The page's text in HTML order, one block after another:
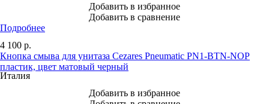
Добавить в избранное
Добавить в сравнение
Подробнее
4 100 р.
Кнопка смыва для унитаза Cezares Pneumatic PN1-BTN-NOP
пластик, цвет матовый черный
Италия
Добавить в избранное